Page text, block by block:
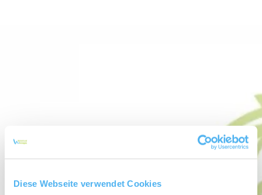
Diese Webseite verwendet Cookies